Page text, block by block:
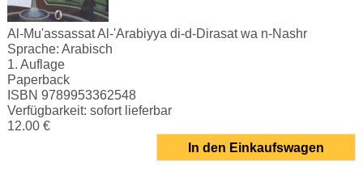
Al-Mu'assassat Al-'Arabiyya di-d-Dirasat wa n-Nashr
Sprache: Arabisch
1. Auflage
Paperback
ISBN 9789953362548
Verfügbarkeit: sofort lieferbar
12.00 €
In den Einkaufswagen